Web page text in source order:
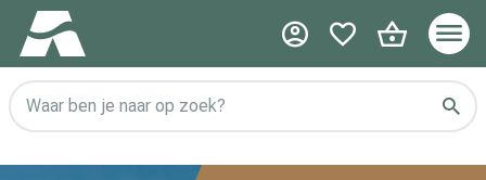
Waar ben je naar op zoek?